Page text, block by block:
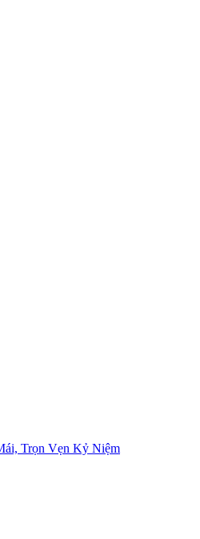
Trọn Vẹn Kỷ Niệm